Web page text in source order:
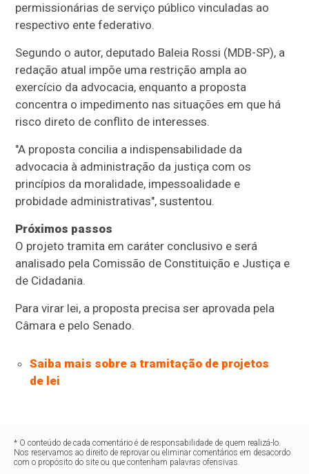
permissionárias de serviço público vinculadas ao
respectivo ente federativo.
Segundo o autor, deputado Baleia Rossi (MDB-SP), a
redação atual impõe uma restrição ampla ao
exercício da advocacia, enquanto a proposta
concentra o impedimento nas situações em que há
risco direto de conflito de interesses.
"A proposta concilia a indispensabilidade da
advocacia à administração da justiça com os
princípios da moralidade, impessoalidade e
probidade administrativas", sustentou.
Próximos passos
O projeto tramita em caráter conclusivo e será
analisado pela Comissão de Constituição e Justiça e
de Cidadania.
Para virar lei, a proposta precisa ser aprovada pela
Câmara e pelo Senado.
Saiba mais sobre a tramitação de projetos
de lei
* O conteúdo de cada comentário é de responsabilidade de quem realizá-lo.
Nos reservamos ao direito de reprovar ou eliminar comentários em desacordo
com o propósito do site ou que contenham palavras ofensivas.